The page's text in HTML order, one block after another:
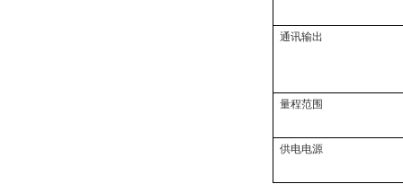
通讯输出
量程范围
供电电源